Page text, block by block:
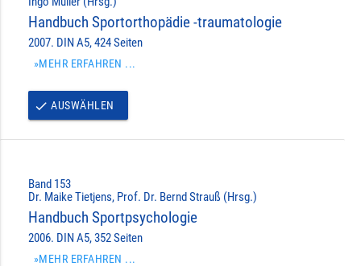
Handbuch Sportorthopädie -traumatologie
2007. DIN A5, 424 Seiten
»MEHR ERFAHREN ...
done AUSWÄHLEN
Band 153
Dr. Maike Tietjens, Prof. Dr. Bernd Strauß (Hrsg.)
Handbuch Sportpsychologie
2006. DIN A5, 352 Seiten
»MEHR ERFAHREN ...